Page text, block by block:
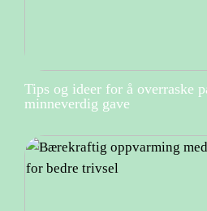
Tips og ideer for å overraske
minneverdig gave